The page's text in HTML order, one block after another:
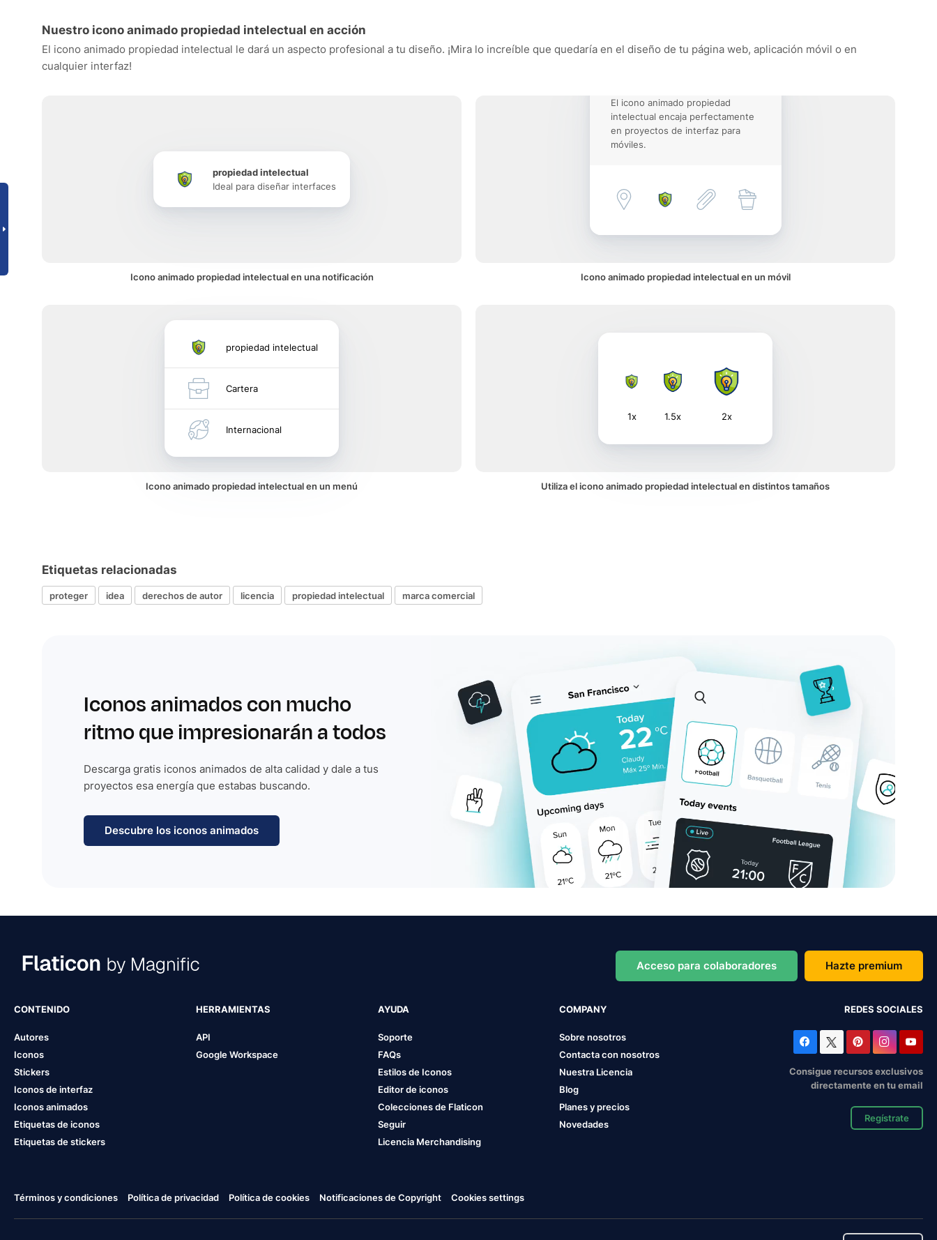
Nuestro icono animado propiedad intelectual en acción
El icono animado propiedad intelectual le dará un aspecto profesional a tu diseño. ¡Mira lo increíble que quedaría en el diseño de tu página web, aplicación móvil o en
cualquier interfaz!
propiedad intelectual
Ideal para diseñar interfaces
Icono animado propiedad intelectual en una notificación
El icono animado propiedad
intelectual encaja perfectamente
en proyectos de interfaz para
móviles.
Icono animado propiedad intelectual en un móvil
propiedad intelectual
Cartera
Internacional
Icono animado propiedad intelectual en un menú
1x 1.5x 2x
Utiliza el icono animado propiedad intelectual en distintos tamaños
Etiquetas relacionadas
proteger idea derechos de autor licencia propiedad intelectual marca comercial
Iconos animados con mucho
ritmo que impresionarán a todos
Descarga gratis iconos animados de alta calidad y dale a tus
proyectos esa energía que estabas buscando.
Descubre los iconos animados
Acceso para colaboradores Hazte premium
CONTENIDO
Autores
Iconos
Stickers
Iconos de interfaz
Iconos animados
Etiquetas de iconos
Etiquetas de stickers
HERRAMIENTAS
API
Google Workspace
AYUDA
Soporte
FAQs
Estilos de Iconos
Editor de iconos
Colecciones de Flaticon
Seguir
Licencia Merchandising
COMPANY
Sobre nosotros
Contacta con nosotros
Nuestra Licencia
Blog
Planes y precios
Novedades
REDES SOCIALES
Consigue recursos exclusivos
directamente en tu email
Regístrate
Términos y condiciones Política de privacidad Política de cookies Notificaciones de Copyright Cookies settings